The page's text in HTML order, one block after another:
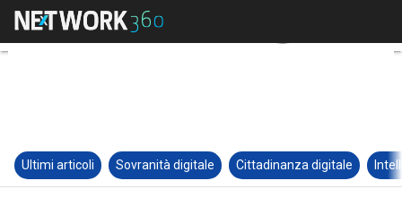
Ultimi articoli Sovranità digitale Cittadinanza digitale